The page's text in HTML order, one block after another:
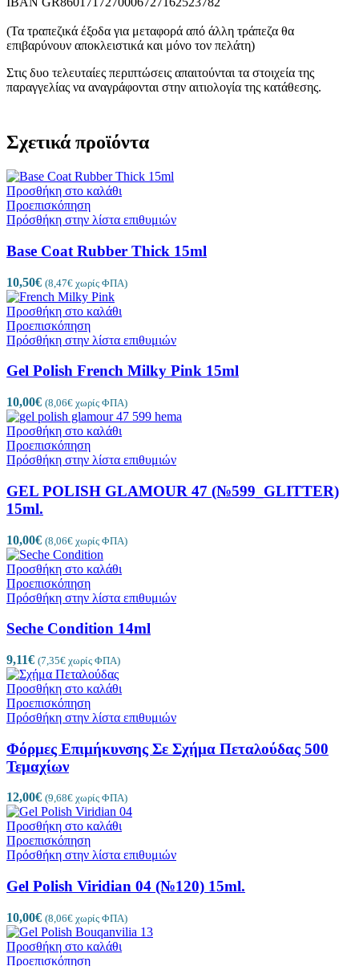
(Τα τραπεζικά έξοδα για μεταφορά από άλλη τράπεζα θα
επιβαρύνουν αποκλειστικά και μόνο τον πελάτη)
Στις δυο τελευταίες περιπτώσεις απαιτούνται τα στοιχεία της
παραγγελίας να αναγράφονται στην αιτιολογία της κατάθεσης.
Σχετικά προϊόντα
Προσθήκη στο καλάθι
Προεπισκόπηση
Πρόσθήκη στην λίστα επιθυμιών
Base Coat Rubber Thick 15ml
10,50€ (8,47€ χωρίς ΦΠΑ)
Προσθήκη στο καλάθι
Προεπισκόπηση
Πρόσθήκη στην λίστα επιθυμιών
Gel Polish French Milky Pink 15ml
10,00€ (8,06€ χωρίς ΦΠΑ)
Προσθήκη στο καλάθι
Προεπισκόπηση
Πρόσθήκη στην λίστα επιθυμιών
GEL POLISH GLAMOUR 47 (№599_GLITTER)
15ml.
10,00€ (8,06€ χωρίς ΦΠΑ)
Προσθήκη στο καλάθι
Προεπισκόπηση
Πρόσθήκη στην λίστα επιθυμιών
Seche Condition 14ml
9,11€ (7,35€ χωρίς ΦΠΑ)
Προσθήκη στο καλάθι
Προεπισκόπηση
Πρόσθήκη στην λίστα επιθυμιών
Φόρμες Επιμήκυνσης Σε Σχήμα Πεταλούδας 500
Τεμαχίων
12,00€ (9,68€ χωρίς ΦΠΑ)
Προσθήκη στο καλάθι
Προεπισκόπηση
Πρόσθήκη στην λίστα επιθυμιών
Gel Polish Viridian 04 (№120) 15ml.
10,00€ (8,06€ χωρίς ΦΠΑ)
Προσθήκη στο καλάθι
Προεπισκόπηση